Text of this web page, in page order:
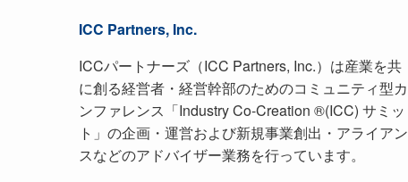
ICC Partners, Inc.
ICCパートナーズ（ICC Partners, Inc.）は産業を共
に創る経営者・経営幹部のためのコミュニティ型カ
ンファレンス「Industry Co-Creation ®(ICC) サミッ
ト」の企画・運営および新規事業創出・アライアン
スなどのアドバイザー業務を行っています。